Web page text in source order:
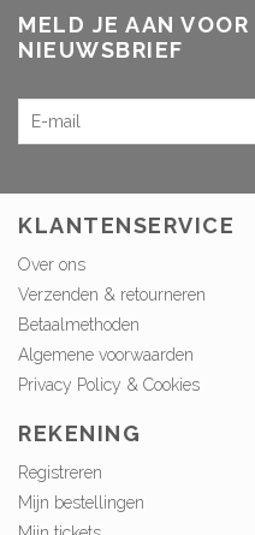
MELD JE AAN VOOR
NIEUWSBRIEF
KLANTENSERVICE
Over ons
Verzenden & retourneren
Betaalmethoden
Algemene voorwaarden
Privacy Policy & Cookies
REKENING
Registreren
Mijn bestellingen